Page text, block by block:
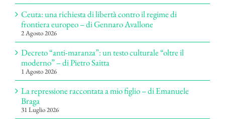
Ceuta: una richiesta di libertà contro il regime di
frontiera europeo – di Gennaro Avallone
2 Agosto 2026
Decreto “anti-maranza”: un testo culturale “oltre il
moderno” – di Pietro Saitta
1 Agosto 2026
La repressione raccontata a mio figlio – di Emanuele
Braga
31 Luglio 2026